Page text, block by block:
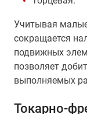
Учитывая
сокращается
подвижных
позволяет
выполняемых
Токарно-